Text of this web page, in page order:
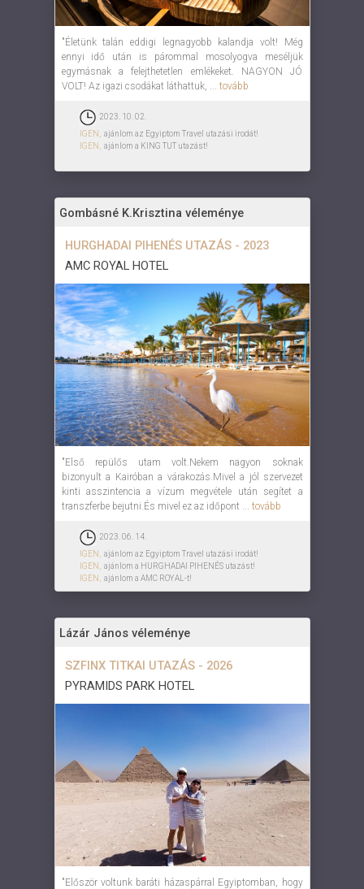
"Életünk talán eddigi legnagyobb kalandja volt! Még
ennyi idő után is párommal mosolyogva meséljük
egymásnak a felejthetetlen emlékeket. NAGYON JÓ
VOLT! Az igazi csodákat láthattuk, ... tovább
2023. 10. 02.
IGEN,
ajánlom az Egyiptom Travel utazási irodát!
IGEN,
ajánlom a KING TUT utazást!
Gombásné K.Krisztina véleménye
HURGHADAI PIHENÉS UTAZÁS - 2023
AMC ROYAL HOTEL
"Első repülős utam volt.Nekem nagyon soknak
bizonyult a Kairóban a várakozás.Mivel a jól szervezet
kinti asszintencia a vízum megvétele után segítet a
transzferbe bejutni.És mivel ez az időpont ... tovább
2023. 06. 14.
IGEN,
ajánlom az Egyiptom Travel utazási irodát!
IGEN,
ajánlom a HURGHADAI PIHENÉS utazást!
IGEN,
ajánlom a AMC ROYAL-t!
Lázár János véleménye
SZFINX TITKAI UTAZÁS - 2026
PYRAMIDS PARK HOTEL
"Először voltunk baráti házaspárral Egyiptomban, hogy